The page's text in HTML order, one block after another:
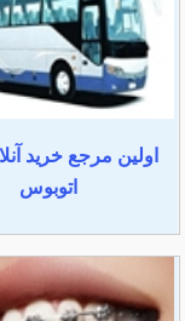
اولین مرجع خرید
اتوبوس